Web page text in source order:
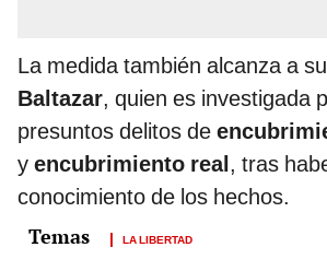
La medida también alcanza a
Baltazar, quien es investigada
presuntos delitos de
y encubrimiento real, tras
conocimiento de los hechos.
LA LIBERTAD